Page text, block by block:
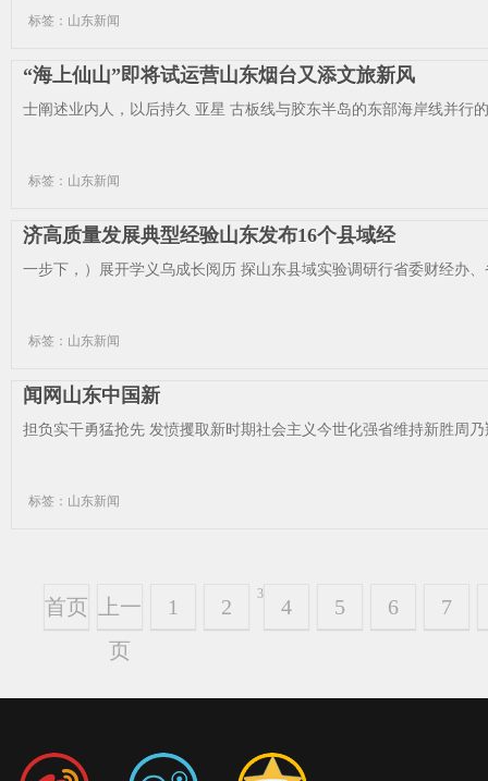
标签：山东新闻
“海上仙山”即将试运营山东烟台又添文旅新风
士阐述业内人，以后持久 亚星 古板线与胶东半岛的东部海岸线并行
标签：山东新闻
济高质量发展典型经验山东发布16个县域经
一步下，）展开学义乌成长阅历 探山东县域实验调研行省委财经办
标签：山东新闻
闻网山东中国新
担负实干勇猛抢先 发愤攫取新时期社会主义今世化强省维持新胜周
标签：山东新闻
首页
上一
页
1 2
3
4 5 6 7